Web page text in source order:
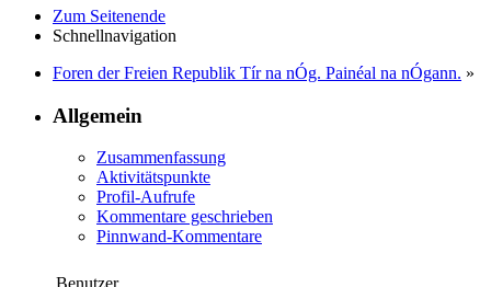
Zum Seitenende
Schnellnavigation
Foren der Freien Republik Tír na nÓg. Painéal na nÓgann. »
Allgemein
Zusammenfassung
Aktivitätspunkte
Profil-Aufrufe
Kommentare geschrieben
Pinnwand-Kommentare